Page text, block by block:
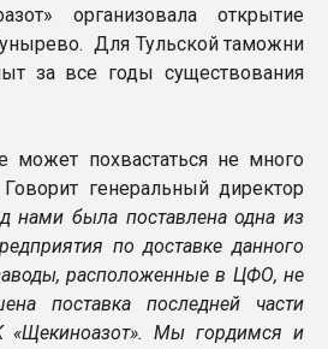
организовала открытие
Для Тульской таможни
за все годы существования
может похвастаться не много
генеральный директор
нами была поставлена одна из
по доставке данного
расположенные в ЦФО, не
поставка последней части
«Щекиноазот». Мы гордимся и